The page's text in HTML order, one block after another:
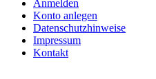
Anmelden
Konto anlegen
Datenschutzhinweise
Impressum
Kontakt